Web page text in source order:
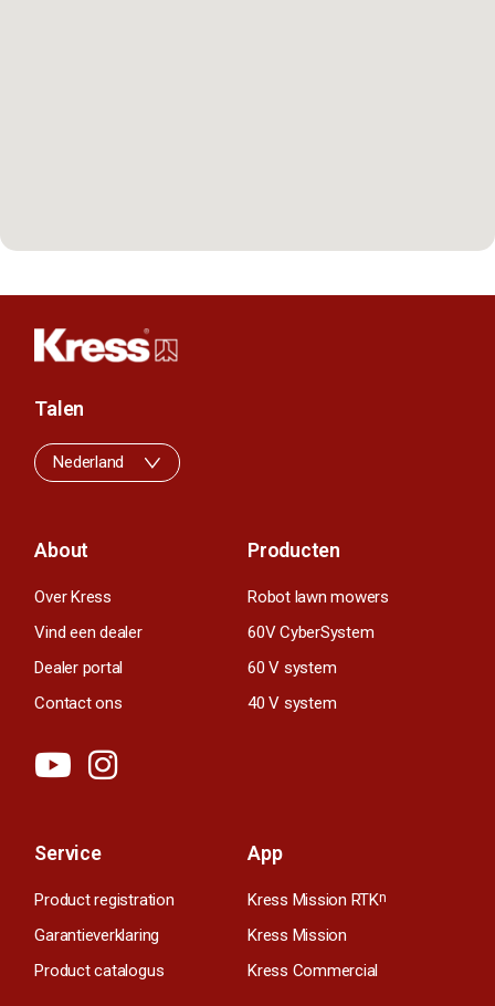
About
Over Kress
Vind een dealer
Dealer portal
Contact ons
Producten
Robot lawn mowers
60V CyberSystem
60 V system
40 V system
Service
Product registration
Garantieverklaring
Product catalogus
App
Kress Mission RTKn
Kress Mission
Kress Commercial
Talen
Nederland